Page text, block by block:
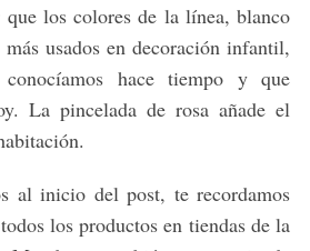
los colores de la línea, blanco
usados en decoración infantil,
hace tiempo y que
La pincelada de rosa añade el
al inicio del post, te recordamos
los productos en tiendas de la